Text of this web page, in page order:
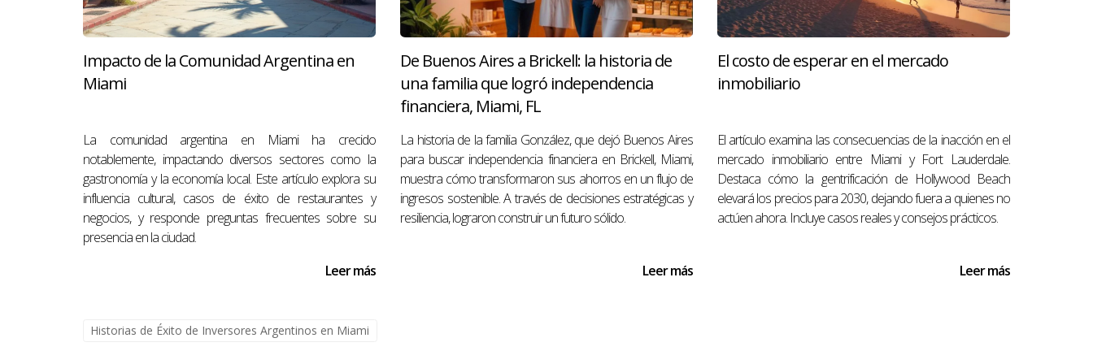
Es importante establecer reglas claras desde el principio sobre cómo se tomarán las decisiones; esto puede incluir votaciones o asignar roles específicos a
cada miembro.
¿Es necesario tener experiencia previa para formar un fondo conjunto?
No es necesario tener experiencia previa; sin embargo, es recomendable educarse sobre inversiones y finanzas antes de comenzar.
¿Qué tipo de inversiones son ideales para un fondo conjunto?
Las inversiones ideales pueden variar según los intereses del grupo; algunas opciones populares incluyen bienes raíces, acciones, bonos e inversiones
sociales responsables. Recuerda siempre consultar con expertos como Antonio Aguirre para asegurarte de tomar decisiones informadas y estratégicas en
tu camino hacia la inversión exitosa.
Impacto de la Comunidad Argentina en
Miami
La comunidad argentina en Miami ha crecido
notablemente, impactando diversos sectores como la
gastronomía y la economía local. Este artículo explora su
influencia cultural, casos de éxito de restaurantes y
negocios, y responde preguntas frecuentes sobre su
presencia en la ciudad.
Leer más
De Buenos Aires a Brickell: la historia de
una familia que logró independencia
financiera, Miami, FL
La historia de la familia González, que dejó Buenos Aires
para buscar independencia financiera en Brickell, Miami,
muestra cómo transformaron sus ahorros en un flujo de
ingresos sostenible. A través de decisiones estratégicas y
resiliencia, lograron construir un futuro sólido.
Leer más
El costo de esperar en el mercado
inmobiliario
El artículo examina las consecuencias de la inacción en el
mercado inmobiliario entre Miami y Fort Lauderdale.
Destaca cómo la gentrificación de Hollywood Beach
elevará los precios para 2030, dejando fuera a quienes no
actúen ahora. Incluye casos reales y consejos prácticos.
Leer más
Historias de Éxito de Inversores Argentinos en Miami